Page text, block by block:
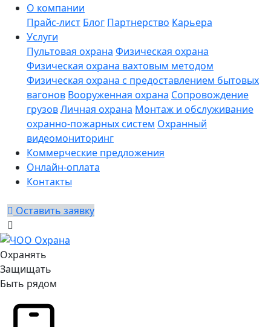
О компании
Прайс-лист Блог Партнерство Карьера
Услуги
Пультовая охрана Физическая охрана
Физическая охрана вахтовым методом
Физическая охрана с предоставлением бытовых
вагонов Вооруженная охрана Сопровождение
грузовЛичная охрана Монтаж и обслуживание
охранно-пожарных систем Охранный
видеомониторинг
Коммерческие предложения
Онлайн-оплата
Контакты
Оставить заявку
Охранять
Защищать
Быть рядом